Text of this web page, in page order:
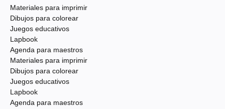
Materiales para imprimir
Dibujos para colorear
Juegos educativos
Lapbook
Agenda para maestros
Materiales para imprimir
Dibujos para colorear
Juegos educativos
Lapbook
Agenda para maestros